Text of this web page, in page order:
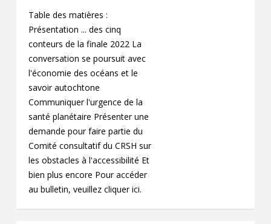
Table des matières :
Présentation ... des cinq
conteurs de la finale 2022 La
conversation se poursuit avec
l'économie des océans et le
savoir autochtone
Communiquer l'urgence de la
santé planétaire Présenter une
demande pour faire partie du
Comité consultatif du CRSH sur
les obstacles à l'accessibilité Et
bien plus encore Pour accéder
au bulletin, veuillez cliquer ici.